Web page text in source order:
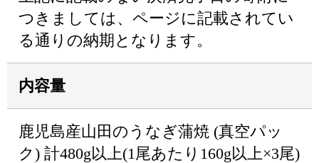
つきましては、ページに記載されてい
る通りの納期となります。
内容量
鹿児島産山田のうなぎ蒲焼 (真空パッ
ク) 計480g以上(1尾あたり160g以上×3尾)